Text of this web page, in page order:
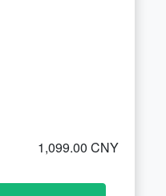
1,099.00 CNY